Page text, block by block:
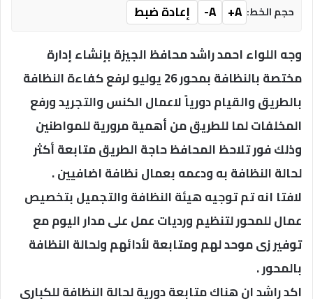
حجم الخط: A+
A-
إعادة ضبط
وجه اللواء احمد راشد محافظ الجيزة بإنشاء إدارة
مختصة بالنظافة بمحور 26 يوليو لرفع كفاءة النظافة
بالطريق والقيام دورياً لاعمال الكنس والتجريد ورفع
المخلفات لما للطريق من أهمية مرورية للمواطنين
وذلك فور تلاحظ المحافظ حاجة الطريق متابعة أكثر
لحالة النظافة به ودعمه بعمال نظافة اضافيين .
لافتا انه تم توجيه هيئة النظافة والتجميل بتخصيص
عمال للمحور لتنظيم ورديات عمل على مدار اليوم مع
توفير زى موحد لهم ومتابعة لأدائهم ولحالة النظافة
بالمحور .
اكد راشد ان هناك متابعة دورية لحالة النظافة للكبارى